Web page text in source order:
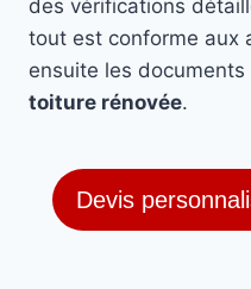
des vérifications
tout est conforme aux
ensuite les
toiture rénovée.
Devis